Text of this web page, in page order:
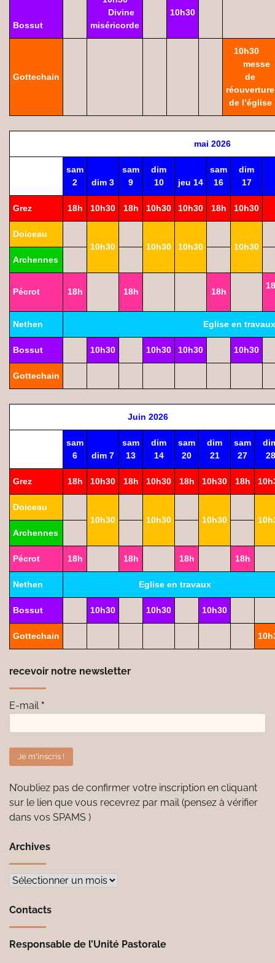
Bossut
Divine
miséricorde
10h30
Gottechain
10h30
messe
de
réouverture
de l’église
mai 2026
sam
2
dim 3
sam
9
dim
10
jeu 14
sam
16
dim
17
Grez 18h 10h30 18h 10h30 10h30 18h 10h30
Doiceau
10h30
10h30 10h30
10h30
Archennes
Pécrot 18h 18h 18h
Nethen Eglise en travaux
Bossut 10h30 10h30 10h30 10h30
Gottechain
Juin 2026
sam
6
dim 7
sam
13
dim
14
sam
20
dim
21
sam
27
28
Grez 18h 10h30 18h 10h30 18h 10h30 18h
Doiceau
10h30
10h30 10h30
Archennes
Pécrot 18h 18h 18h 18h
Nethen Eglise en travaux
Bossut 10h30 10h30 10h30
Gottechain
recevoir notre newsletter
E-mail *
N’oubliez pas de confirmer votre inscription en cliquant
sur le lien que vous recevrez par mail (pensez à vérifier
dans vos SPAMS )
Archives
Archives
Contacts
Responsable de l’Unité Pastorale